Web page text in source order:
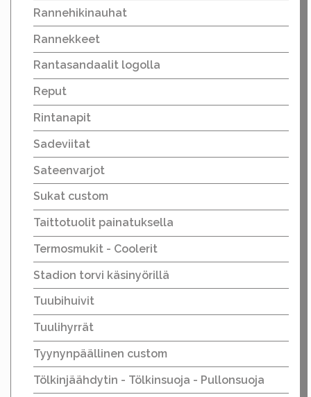
Rannehikinauhat
Rannekkeet
Rantasandaalit logolla
Reput
Rintanapit
Sadeviitat
Sateenvarjot
Sukat custom
Taittotuolit painatuksella
Termosmukit - Coolerit
Stadion torvi käsinyörillä
Tuubihuivit
Tuulihyrrät
Tyynynpäällinen custom
Tölkinjäähdytin - Tölkinsuoja - Pullonsuoja